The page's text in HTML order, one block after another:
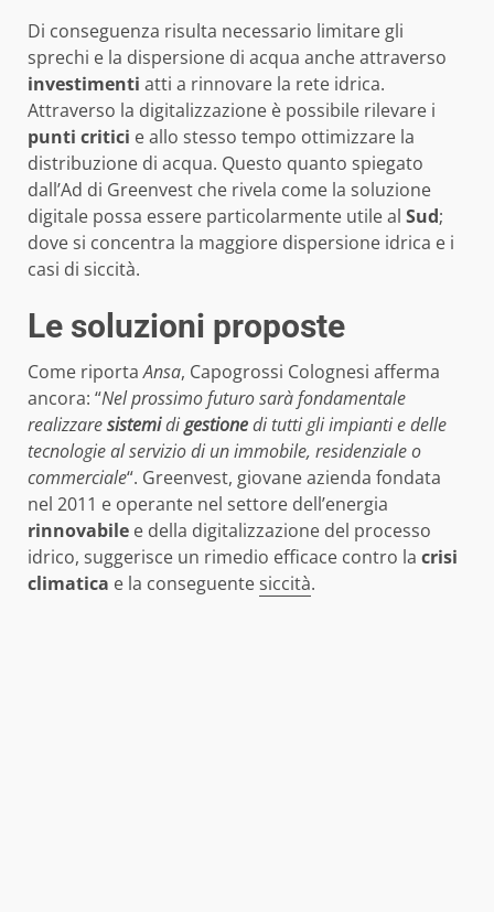
Di conseguenza risulta necessario limitare gli
sprechi e la dispersione di acqua anche attraverso
investimenti atti a rinnovare la rete idrica.
Attraverso la digitalizzazione è possibile rilevare i
punti critici e allo stesso tempo ottimizzare la
distribuzione di acqua. Questo quanto spiegato
dall’Ad di Greenvest che rivela come la soluzione
digitale possa essere particolarmente utile al Sud;
dove si concentra la maggiore dispersione idrica e i
casi di siccità.
Le soluzioni proposte
Come riportaAnsa, Capogrossi Colognesi afferma
ancora: “Nel prossimo futuro sarà fondamentale
realizzaresistemidigestionedi tutti gli impianti e delle
tecnologie al servizio di un immobile, residenziale o
commerciale“. Greenvest, giovane azienda fondata
nel 2011 e operante nel settore dell’energia
rinnovabile e della digitalizzazione del processo
idrico, suggerisce un rimedio efficace contro la crisi
climatica e la conseguentesiccità.